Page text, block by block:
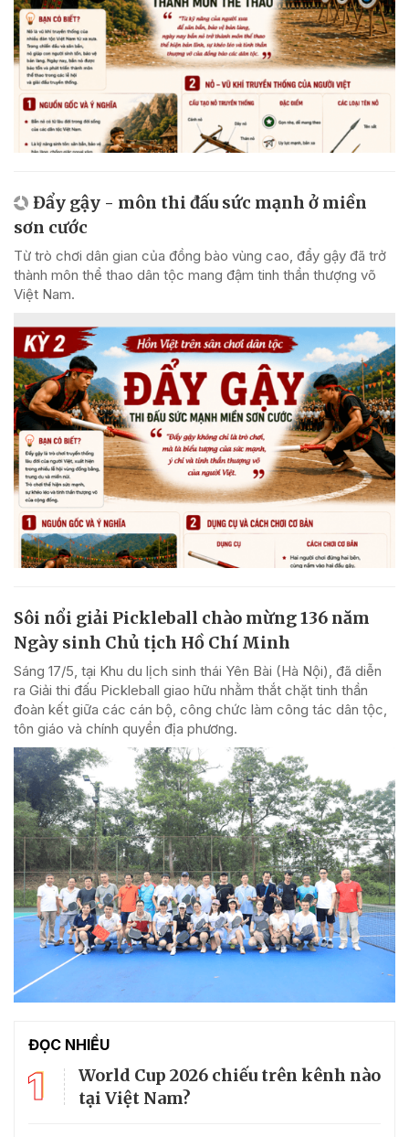
Đẩy gậy - môn thi đấu sức mạnh ở miền
sơn cước
Từ trò chơi dân gian của đồng bào vùng cao, đẩy gậy đã trở
thành môn thể thao dân tộc mang đậm tinh thần thượng võ
Việt Nam.
Sôi nổi giải Pickleball chào mừng 136 năm
Ngày sinh Chủ tịch Hồ Chí Minh
Sáng 17/5, tại Khu du lịch sinh thái Yên Bài (Hà Nội), đã diễn
ra Giải thi đấu Pickleball giao hữu nhằm thắt chặt tinh thần
đoàn kết giữa các cán bộ, công chức làm công tác dân tộc,
tôn giáo và chính quyền địa phương.
ĐỌC NHIỀU
1
World Cup 2026 chiếu trên kênh nào
tại Việt Nam?